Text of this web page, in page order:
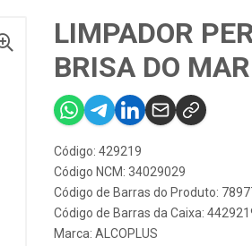
LIMPADOR
BRISA DO MAR
Código: 429219
Código NCM: 34029029
Código de Barras do Produto:
Código de Barras da Caixa:
Marca: ALCOPLUS